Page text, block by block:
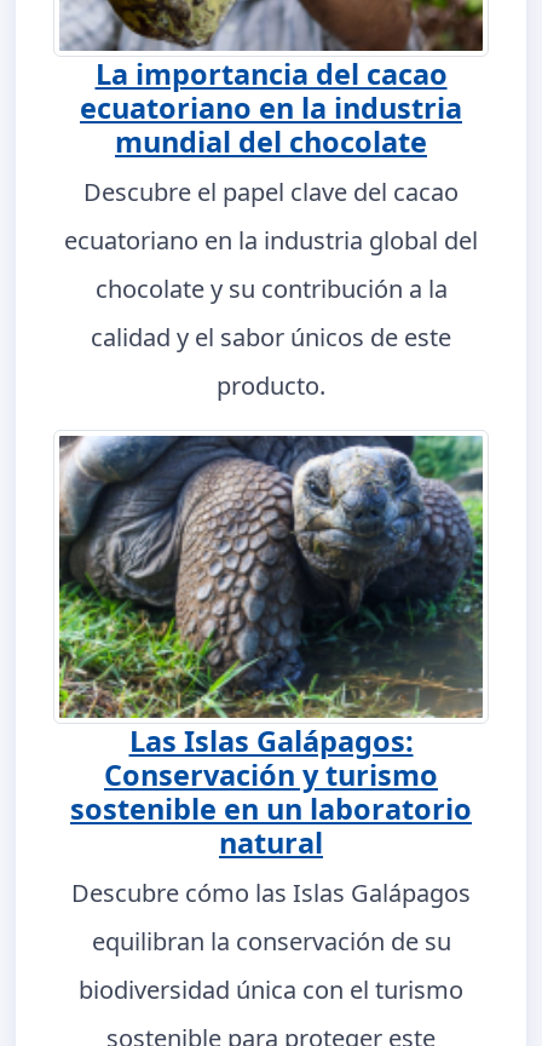
La importancia del cacao
ecuatoriano en la industria
mundial del chocolate
Descubre el papel clave del cacao
ecuatoriano en la industria global del
chocolate y su contribución a la
calidad y el sabor únicos de este
producto.
Las Islas Galápagos:
Conservación y turismo
sostenible en un laboratorio
natural
Descubre cómo las Islas Galápagos
equilibran la conservación de su
biodiversidad única con el turismo
sostenible para proteger este